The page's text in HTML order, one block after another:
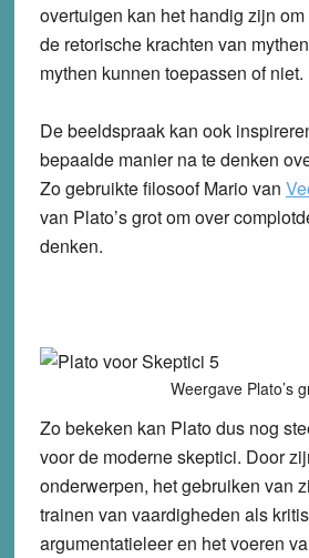
overtuigen kan het handig zijn
de retorische krachten van
mythen kunnen toepassen of niet.
De beeldspraak kan ook
bepaalde manier na te denken
Zo gebruikte filosoof Mario van
van Plato’s grot om over
denken.
Weergave Plato’s
Zo bekeken kan Plato dus nog
voor de moderne skeptici. Door
onderwerpen, het gebruiken van
trainen van vaardigheden als
argumentatieleer en het voeren